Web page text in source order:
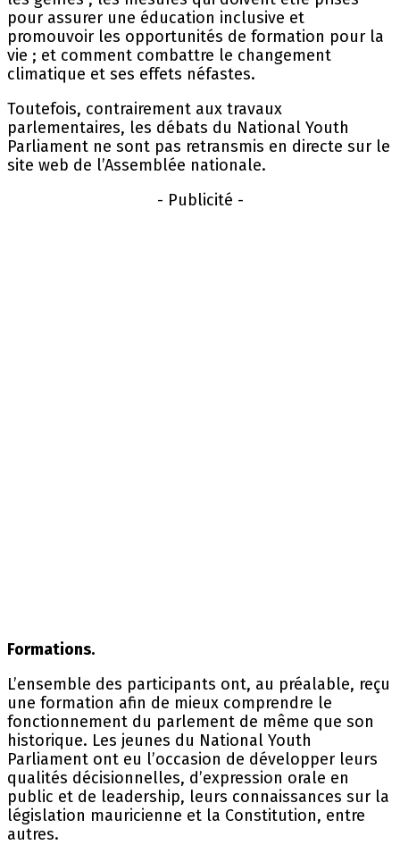
pour assurer une éducation inclusive et
promouvoir les opportunités de formation pour la
vie ; et comment combattre le changement
climatique et ses effets néfastes.
Toutefois, contrairement aux travaux
parlementaires, les débats du National Youth
Parliament ne sont pas retransmis en directe sur le
site web de l’Assemblée nationale.
- Publicité -
Formations.
L’ensemble des participants ont, au préalable, reçu
une formation afin de mieux comprendre le
fonctionnement du parlement de même que son
historique. Les jeunes du National Youth
Parliament ont eu l’occasion de développer leurs
qualités décisionnelles, d’expression orale en
public et de leadership, leurs connaissances sur la
législation mauricienne et la Constitution, entre
autres.